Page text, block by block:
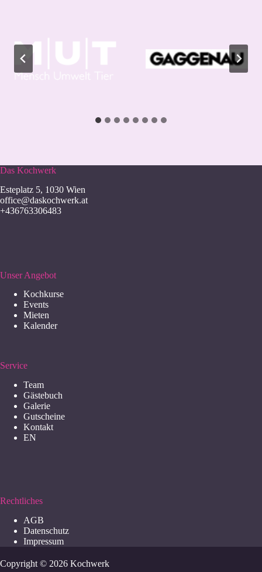
Das Kochwerk
Esteplatz 5, 1030 Wien
office@daskochwerk.at
+436763306483
Unser Angebot
Kochkurse
Events
Mieten
Kalender
Service
Team
Gästebuch
Galerie
Gutscheine
Kontakt
EN
Rechtliches
AGB
Datenschutz
Impressum
Copyright © 2026 Kochwerk